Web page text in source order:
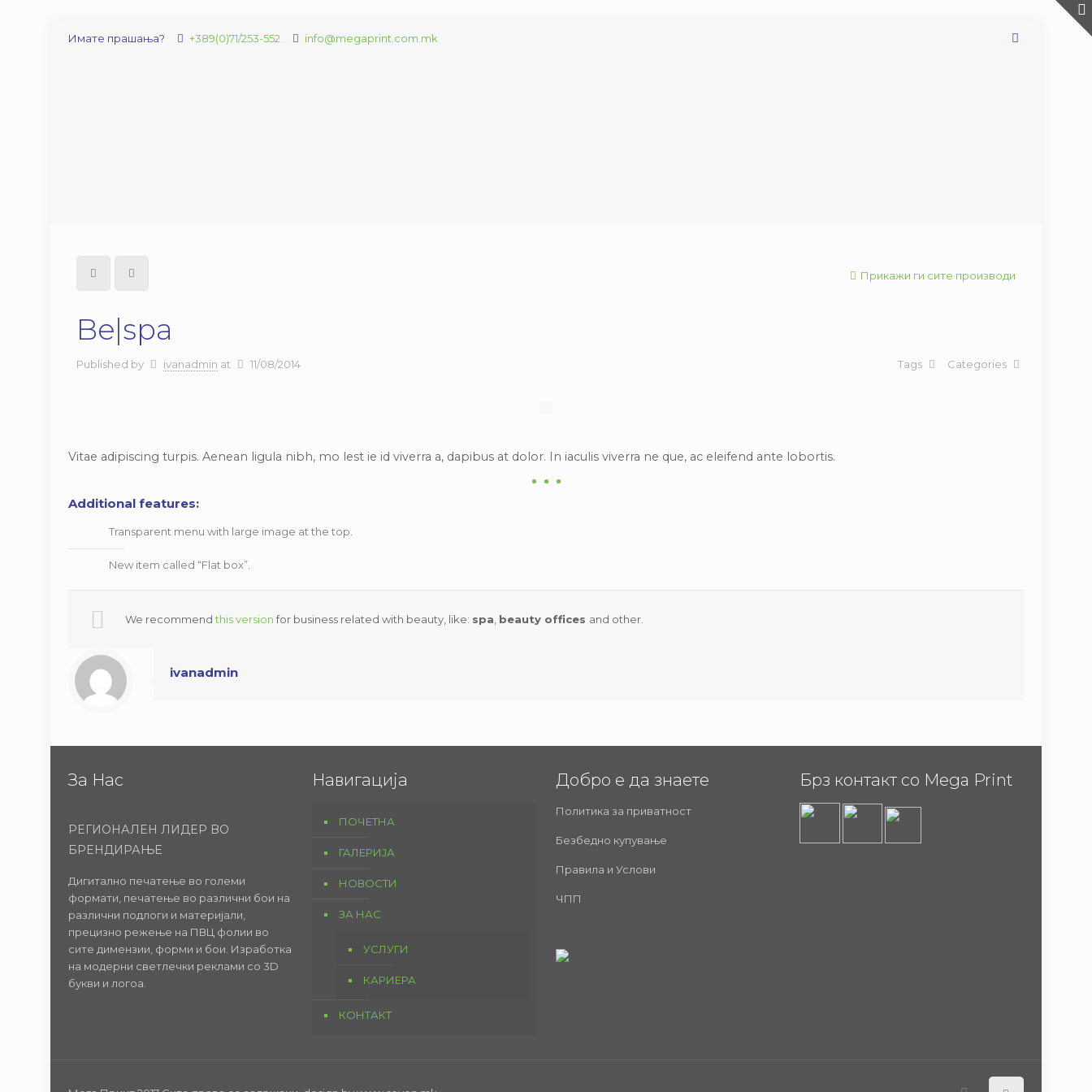
Имате прашања? +389(0)71/253-552 info@megaprint.com.mk
Прикажи ги сите производи
Be|spa
Published by ivanadmin at 11/08/2014 Categories
Tags
Vitae adipiscing turpis. Aenean ligula nibh, mo lest ie id viverra a, dapibus at dolor. In iaculis viverra ne que, ac eleifend ante lobortis.
Additional features:
Transparent menu with large image at the top.
New item called “Flat box”.
We recommendthis version for business related with beauty, like: spa beauty offices and other.
ivanadmin
За Нас
РЕГИОНАЛЕН ЛИДЕР ВО
БРЕНДИРАЊЕ
Дигитално печатење во големи
формати, печатење во различни бои на
различни подлоги и материјали,
прецизно режење на ПВЦ фолии во
сите димензии, форми и бои. Изработка
на модерни светлечки реклами со 3D
букви и логоа.
Навигација
ПОЧЕТНА
ГАЛЕРИЈА
НОВОСТИ
ЗА НАС
УСЛУГИ
КАРИЕРА
КОНТАКТ
Добро е да знаете
Политика за приватност
Безбедно купување
Правила и Услови
ЧПП
Брз контакт со Mega Print